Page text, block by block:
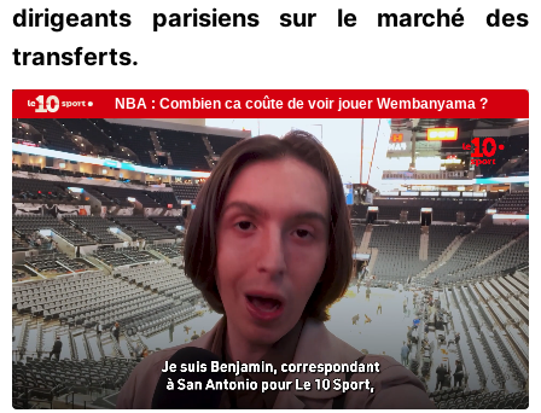
dirigeants parisiens sur le marché des
transferts.